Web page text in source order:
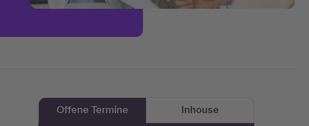
Offene Termine Inhouse